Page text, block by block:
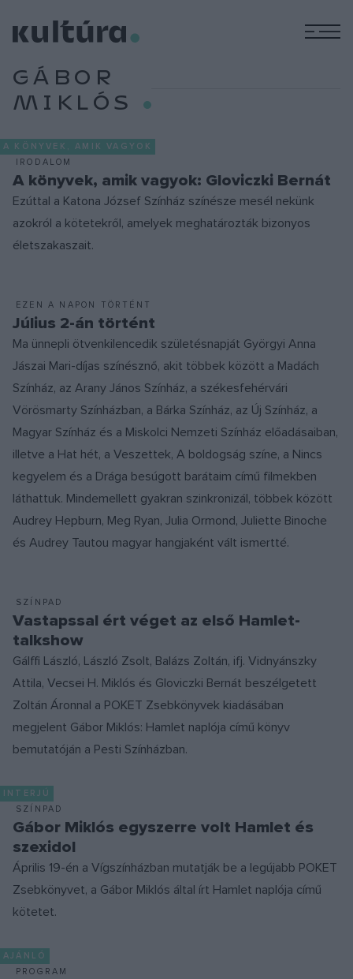
GÁBOR
MIKLÓS
A KÖNYVEK, AMIK VAGYOK
IRODALOM
A könyvek, amik vagyok: Gloviczki Bernát
Ezúttal a Katona József Színház színésze mesél nekünk
azokról a kötetekről, amelyek meghatározták bizonyos
életszakaszait.
EZEN A NAPON TÖRTÉNT
Július 2-án történt
Ma ünnepli ötvenkilencedik születésnapját Györgyi Anna
Jászai Mari-díjas színésznő, akit többek között a Madách
Színház, az Arany János Színház, a székesfehérvári
Vörösmarty Színházban, a Bárka Színház, az Új Színház, a
Magyar Színház és a Miskolci Nemzeti Színház előadásaiban,
illetve a Hat hét, a Veszettek, A boldogság színe, a Nincs
kegyelem és a Drága besúgott barátaim című filmekben
láthattuk. Mindemellett gyakran szinkronizál, többek között
Audrey Hepburn, Meg Ryan, Julia Ormond, Juliette Binoche
és Audrey Tautou magyar hangjaként vált ismertté.
SZÍNPAD
Vastapssal ért véget az első Hamlet-
talkshow
Gálffi László, László Zsolt, Balázs Zoltán, ifj. Vidnyánszky
Attila, Vecsei H. Miklós és Gloviczki Bernát beszélgetett
Zoltán Áronnal a POKET Zsebkönyvek kiadásában
megjelent Gábor Miklós: Hamlet naplója című könyv
bemutatóján a Pesti Színházban.
INTERJÚ
SZÍNPAD
Gábor Miklós egyszerre volt Hamlet és
szexidol
Április 19-én a Vígszínházban mutatják be a legújabb POKET
Zsebkönyvet, a Gábor Miklós által írt Hamlet naplója című
kötetet.
AJÁNLÓ
PROGRAM